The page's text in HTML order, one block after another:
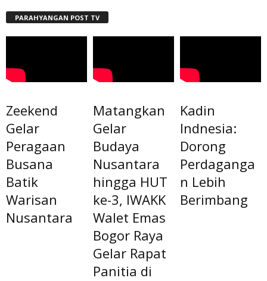
PARAHYANGAN POST TV
Zeekend
Gelar
Peragaan
Busana
Batik
Warisan
Nusantara
Matangkan
Gelar
Budaya
Nusantara
hingga HUT
ke-3, IWAKK
Walet Emas
Bogor Raya
Gelar Rapat
Panitia di
Kadin
Indnesia:
Dorong
Perdaganga
n Lebih
Berimbang